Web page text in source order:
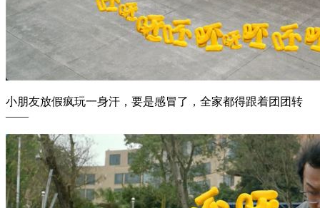
小朋友放假疯玩一身汗，要是感冒了，全家都得跟着团团转
——